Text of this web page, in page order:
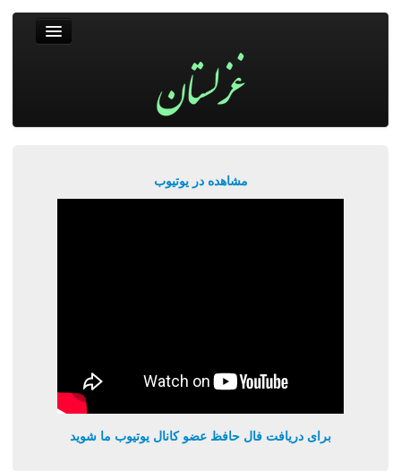
مشاهده در یوتیوب
برای دریافت فال حافظ عضو کانال یوتیوب ما شوید